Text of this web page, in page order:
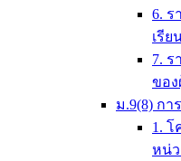
6. ร
เรีย
7. ร
ขอ
ม.9(8) ก
1.
หน่